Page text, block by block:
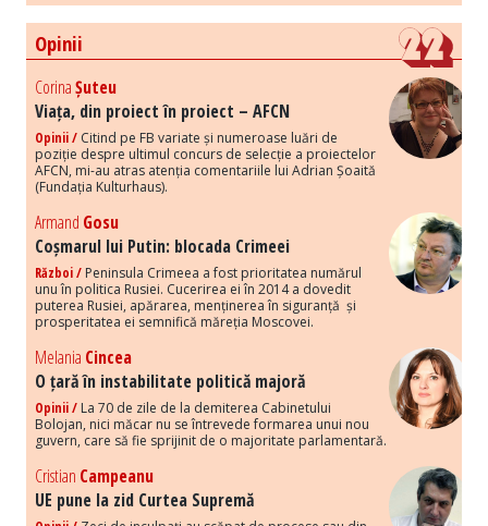
Opinii
CorinaȘuteu
Viața, din proiect în proiect – AFCN
Opinii / Citind pe FB variate și numeroase luări de
poziție despre ultimul concurs de selecție a proiectelor
AFCN, mi-au atras atenția comentariile lui Adrian Șoaită
(Fundația Kulturhaus).
Armand Gosu
Coșmarul lui Putin: blocada Crimeei
Război / Peninsula Crimeea a fost prioritatea numărul
unu în politica Rusiei. Cucerirea ei în 2014 a dovedit
puterea Rusiei, apărarea, menținerea în siguranță și
prosperitatea ei semnifică măreția Moscovei.
Melania Cincea
O țară în instabilitate politică majoră
Opinii / La 70 de zile de la demiterea Cabinetului
Bolojan, nici măcar nu se întrevede formarea unui nou
guvern, care să fie sprijinit de o majoritate parlamentară.
Cristian Campeanu
UE pune la zid Curtea Supremă